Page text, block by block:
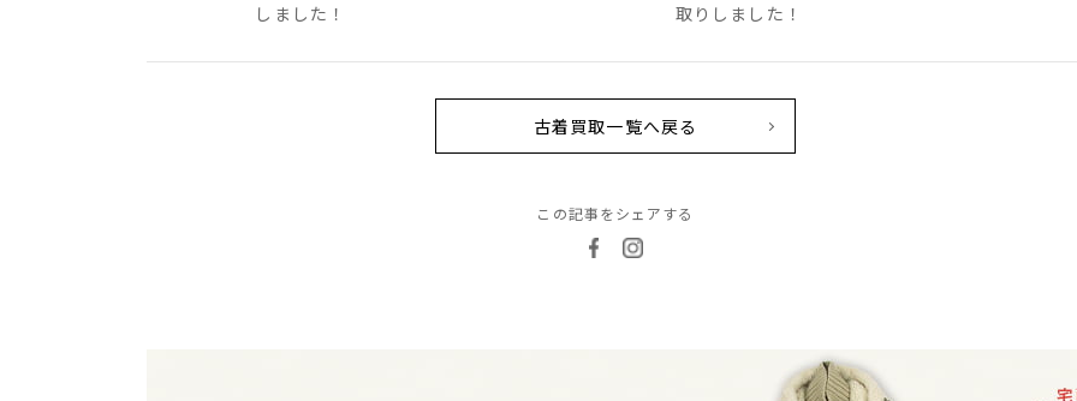
しました！
取りしました！
古着買取一覧へ戻る
この記事をシェアする